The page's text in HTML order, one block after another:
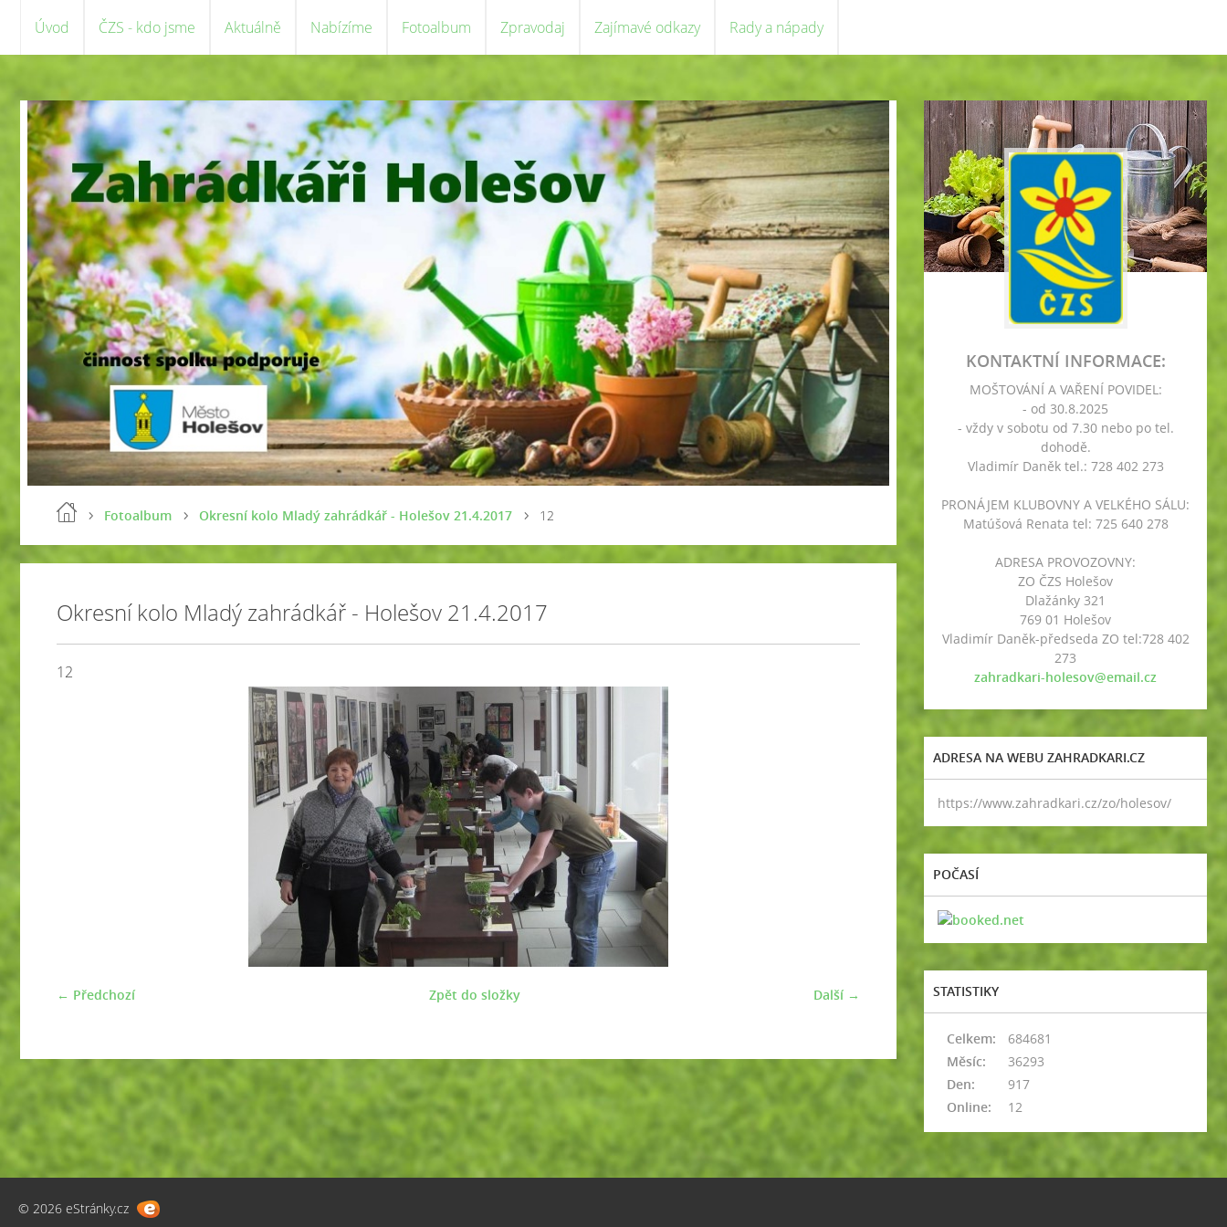
Úvod ČZS - kdo jsme Aktuálně Nabízíme Fotoalbum Zpravodaj Zajímavé odkazy Rady a nápady
Fotoalbum Okresní kolo Mladý zahrádkář - Holešov 21.4.2017 12
Okresní kolo Mladý zahrádkář - Holešov 21.4.2017
12
← Předchozí Další →
Zpět do složky
KONTAKTNÍ INFORMACE:
MOŠTOVÁNÍ A VAŘENÍ POVIDEL:
- od 30.8.2025
- vždy v sobotu od 7.30 nebo po tel.
dohodě.
Vladimír Daněk tel.: 728 402 273
PRONÁJEM KLUBOVNY A VELKÉHO SÁLU:
Matúšová Renata tel: 725 640 278
ADRESA PROVOZOVNY:
ZO ČZS Holešov
Dlažánky 321
769 01 Holešov
Vladimír Daněk-předseda ZO tel:728 402
273
zahradkari-holesov@email.cz
ADRESA NA WEBU ZAHRADKARI.CZ
https://www.zahradkari.cz/zo/holesov/
POČASÍ
STATISTIKY
Online: 12
Celkem:
684681
Měsíc:
36293
Den:
917
© 2026 eStránky.cz